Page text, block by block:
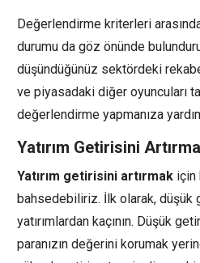
Değerlendirme kriterleri
durumu da göz önünde
düşündüğünüz sektördeki
ve piyasadaki diğer oyuncuları
değerlendirme yapmanıza
Yatırım Getirisini
Yatırım getirisini artırmak için
bahsedebiliriz. İlk olarak, düşük
yatırımlardan kaçının. Düşük
paranızın değerini korumak